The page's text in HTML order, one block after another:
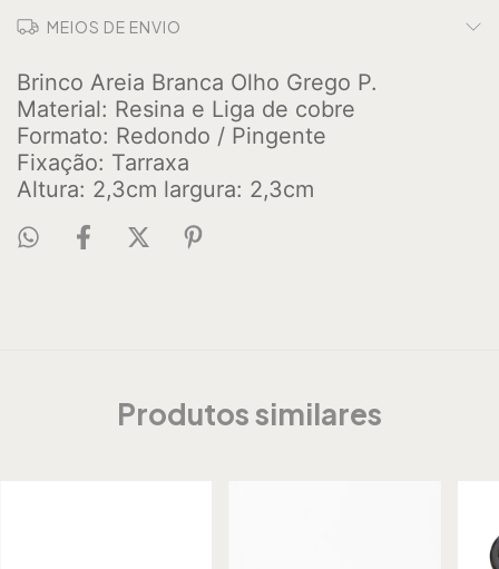
MEIOS DE ENVIO
Brinco Areia Branca Olho Grego P.
Material: Resina e Liga de cobre
Formato: Redondo / Pingente
Fixação: Tarraxa
Altura: 2,3cm largura: 2,3cm
Produtos similares